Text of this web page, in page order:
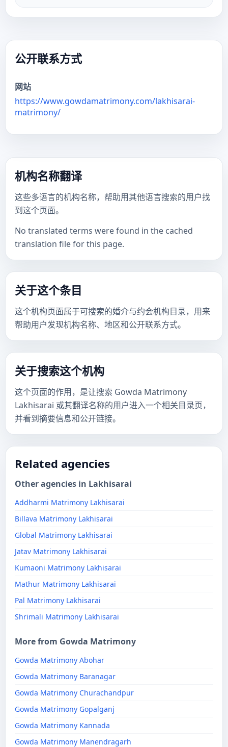
公开联系方式
网站
https://www.gowdamatrimony.com/lakhisarai-
matrimony/
机构名称翻译
这些多语言的机构名称，帮助用其他语言搜索的用户找
到这个页面。
No translated terms were found in the cached
translation file for this page.
关于这个条目
这个机构页面属于可搜索的婚介与约会机构目录，用来
帮助用户发现机构名称、地区和公开联系方式。
关于搜索这个机构
这个页面的作用，是让搜索 Gowda Matrimony
Lakhisarai 或其翻译名称的用户进入一个相关目录页，
并看到摘要信息和公开链接。
Related agencies
Other agencies in Lakhisarai
Addharmi Matrimony Lakhisarai
Billava Matrimony Lakhisarai
Global Matrimony Lakhisarai
Jatav Matrimony Lakhisarai
Kumaoni Matrimony Lakhisarai
Mathur Matrimony Lakhisarai
Pal Matrimony Lakhisarai
Shrimali Matrimony Lakhisarai
More from Gowda Matrimony
Gowda Matrimony Abohar
Gowda Matrimony Baranagar
Gowda Matrimony Churachandpur
Gowda Matrimony Gopalganj
Gowda Matrimony Kannada
Gowda Matrimony Manendragarh